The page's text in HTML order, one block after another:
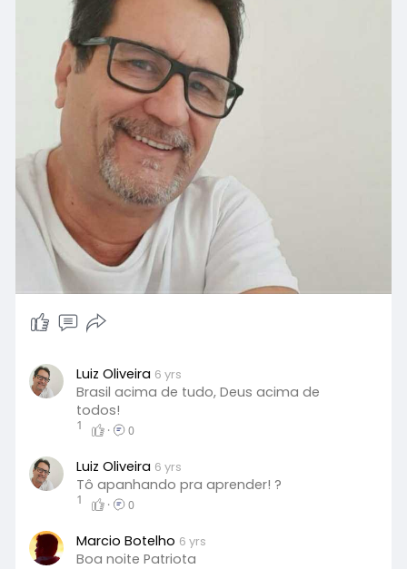
Luiz Oliveira 6 yrs
Brasil acima de tudo, Deus acima de
todos!
1 · 0
Luiz Oliveira 6 yrs
Tô apanhando pra aprender! ?
1 · 0
Marcio Botelho 6 yrs
Boa noite Patriota